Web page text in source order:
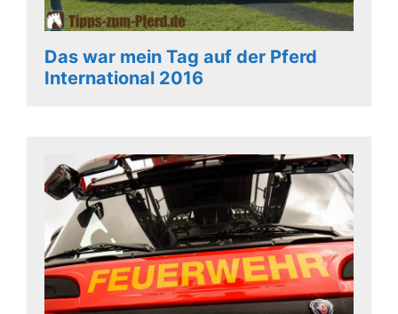
Das war mein Tag auf der Pferd
International 2016